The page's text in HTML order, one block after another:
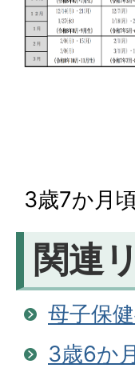
3歳7か月
関連
母子保
3歳6か